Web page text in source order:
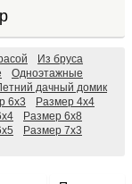
Из бруса
Одноэтажные
дачный домик
6х3
Размер 4х4
Размер 6х8
Размер 7х3